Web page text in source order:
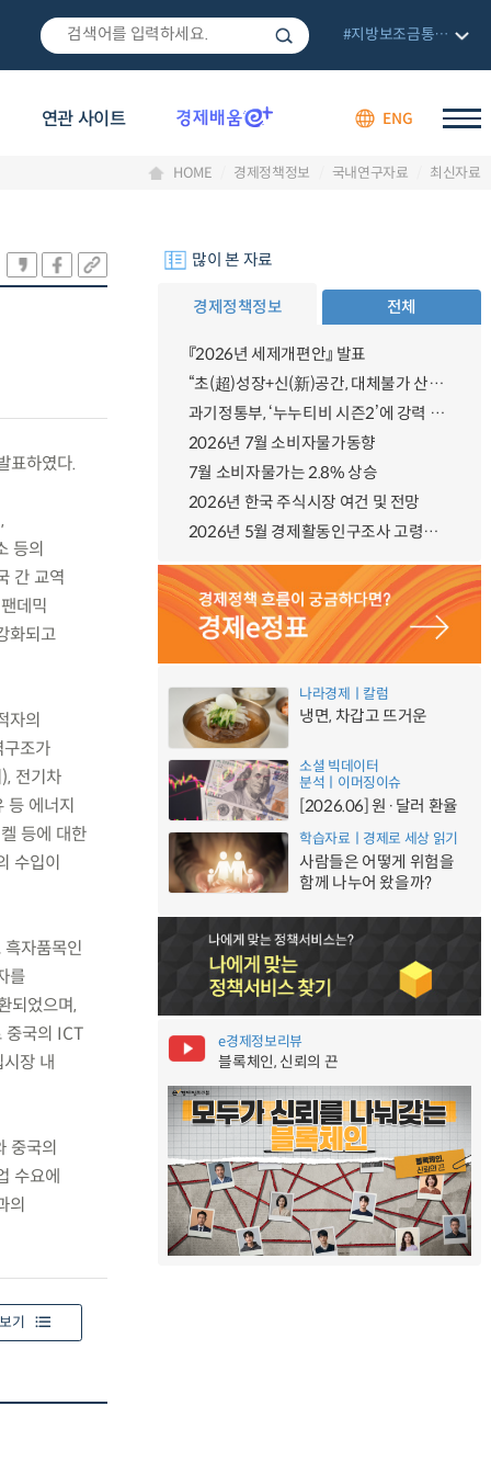
연관 사이트 ENG
#지방보조금통합관리망
HOME 경제정책정보 국내연구자료 최신자료
표하였다.
등의
간 교역
데믹
화되고
자의
조가
전기차
등 에너지
등에 대한
수입이
자품목인
를
되었으며,
중국의 ICT
장 내
중국의
수요에
의
기
많이 본 자료
경제정책정보 전체
『2026년 세제개편안』 발표
“초(超)성장+신(新)공간, 대체불가 산업강국”
과기정통부, ‘누누티비 시즌2’에 강력 대응 의지 밝혀
2026년 7월 소비자물가동향
7월 소비자물가는 2.8% 상승
2026년 한국 주식시장 여건 및 전망
2026년 5월 경제활동인구조사 고령층 부가조사 결과
나라경제ㅣ칼럼
냉면, 차갑고 뜨거운
소셜 빅데이터
분석ㅣ이머징이슈
[2026.06] 원·달러 환율
학습자료ㅣ경제로 세상 읽기
사람들은 어떻게 위험을
함께 나누어 왔을까?
e경제정보리뷰
블록체인, 신뢰의 끈